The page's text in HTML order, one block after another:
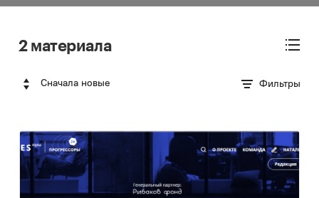
2 материала
Сначала новые Фильтры